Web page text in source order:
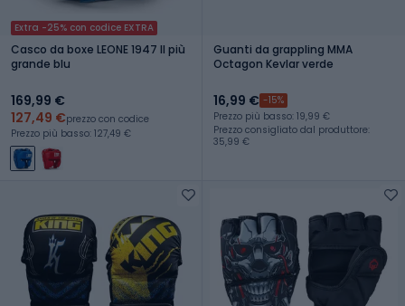
Extra -25% con codice EXTRA
Casco da boxe LEONE 1947 Il più
grande blu
169,99 €
127,49 €prezzo con codice
Prezzo più basso: 127,49 €
Guanti da grappling MMA
Octagon Kevlar verde
16,99 € -15%
Prezzo più basso: 19,99 €
Prezzo consigliato dal produttore:
35,99 €